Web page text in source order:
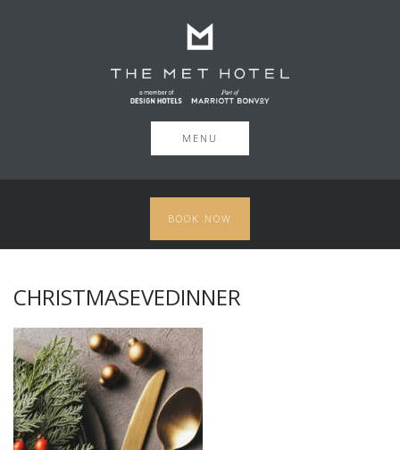
MENU
BOOK NOW
CHRISTMASEVEDINNER